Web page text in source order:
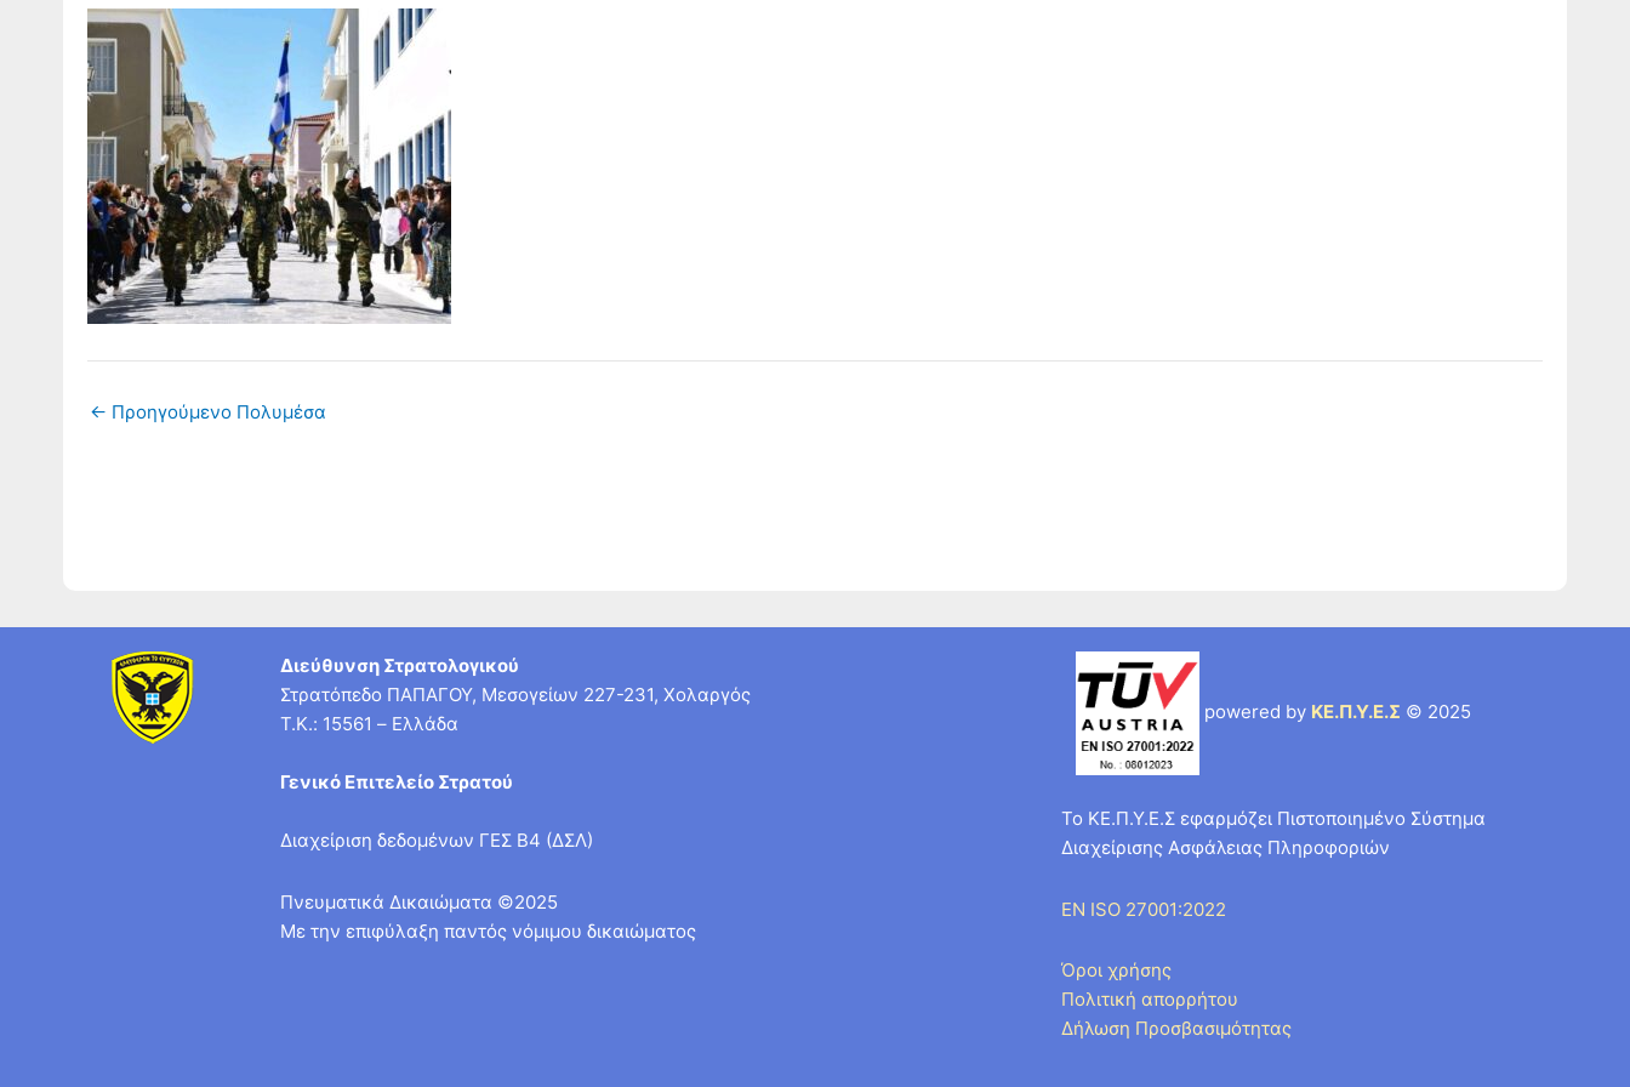
← Προηγούμενο Πολυμέσα
Διεύθυνση Στρατολογικού
Στρατόπεδο ΠΑΠΑΓΟΥ, Μεσογείων 227-231, Χολαργός
T.K.: 15561 – Ελλάδα
Γενικό Επιτελείο Στρατού
Διαχείριση δεδομένων ΓΕΣ Β4 (ΔΣΛ)
Πνευματικά Δικαιώματα ©2025
Με την επιφύλαξη παντός νόμιμου δικαιώματος
powered by ΚΕ.Π.Υ.Ε.Σ © 2025
Το ΚΕ.Π.Υ.Ε.Σ εφαρμόζει Πιστοποιημένο Σύστημα
Διαχείρισης Ασφάλειας Πληροφοριών
EN ISO 27001:2022
Όροι χρήσης
Πολιτική απορρήτου
Δήλωση Προσβασιμότητας